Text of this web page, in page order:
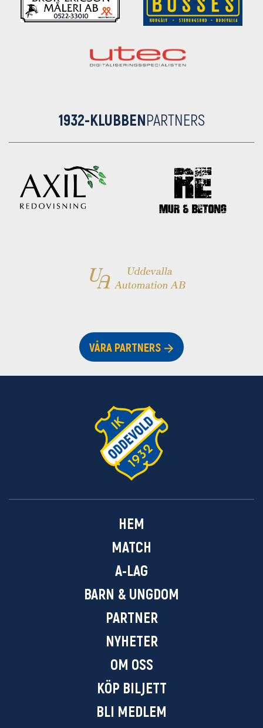
1932-KLUBBENPARTNERS
VÅRA PARTNERS
HEM
MATCH
A-LAG
BARN & UNGDOM
PARTNER
NYHETER
OM OSS
KÖP BILJETT
BLI MEDLEM